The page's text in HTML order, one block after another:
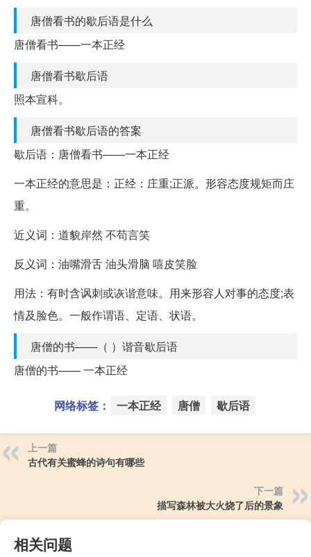
唐僧看书的歇后语是什么
唐僧看书——一本正经
唐僧看书歇后语
照本宣科。
唐僧看书歇后语的答案
歇后语：唐僧看书——一本正经
一本正经的意思是：正经：庄重;正派。形容态度规矩而庄
重。
近义词：道貌岸然 不苟言笑
反义词：油嘴滑舌 油头滑脑 嘻皮笑脸
用法：有时含讽刺或诙谐意味。用来形容人对事的态度;表
情及脸色。一般作谓语、定语、状语。
唐僧的书——（ ）谐音歇后语
唐僧的书—— 一本正经
网络标签： 一本正经 唐僧 歇后语
上一篇
古代有关蜜蜂的诗句有哪些
下一篇
描写森林被大火烧了后的景象
相关问题